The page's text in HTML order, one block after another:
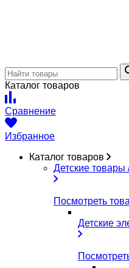
Каталог товаров
Сравнение
Избранное
Каталог товаров
Детские товары
Посмотреть
Детские